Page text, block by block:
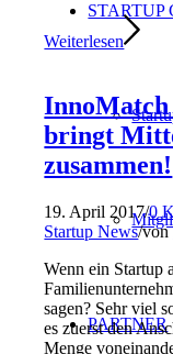
STARTUP
PARTNER
Weiterlesen
bringt
zusammen!
19. April 2017/0
Startup News/von
Wenn ein Startup
sagen? Sehr viel
es zuerst den
Menge